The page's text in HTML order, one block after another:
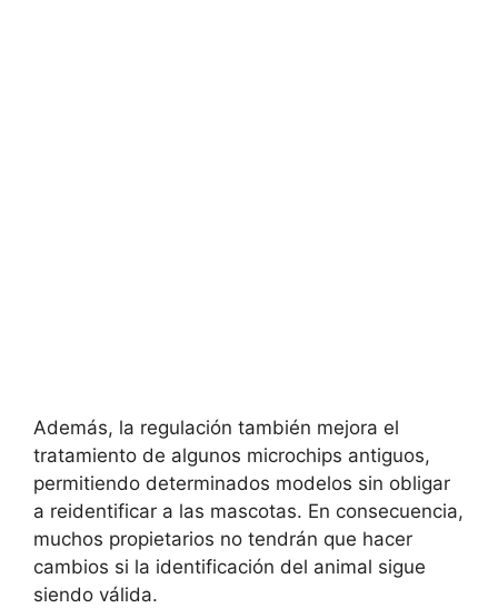
Además, la regulación también mejora el
tratamiento de algunos microchips antiguos,
permitiendo determinados modelos sin obligar
a reidentificar a las mascotas. En consecuencia,
muchos propietarios no tendrán que hacer
cambios si la identificación del animal sigue
siendo válida.